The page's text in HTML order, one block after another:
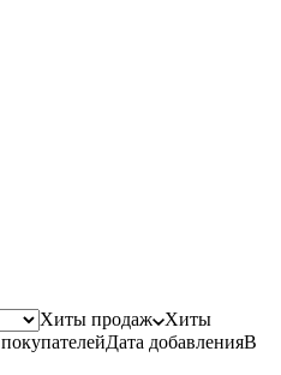
Хиты продаж
Хиты
покупателейДата добавленияВ